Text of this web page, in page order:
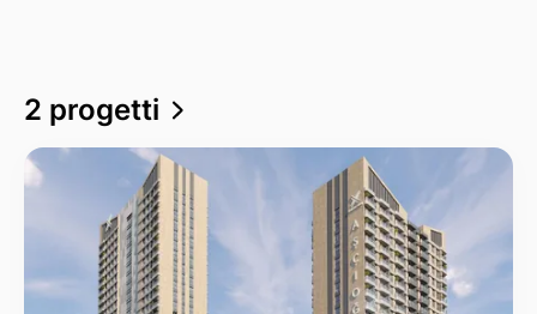
2 progetti